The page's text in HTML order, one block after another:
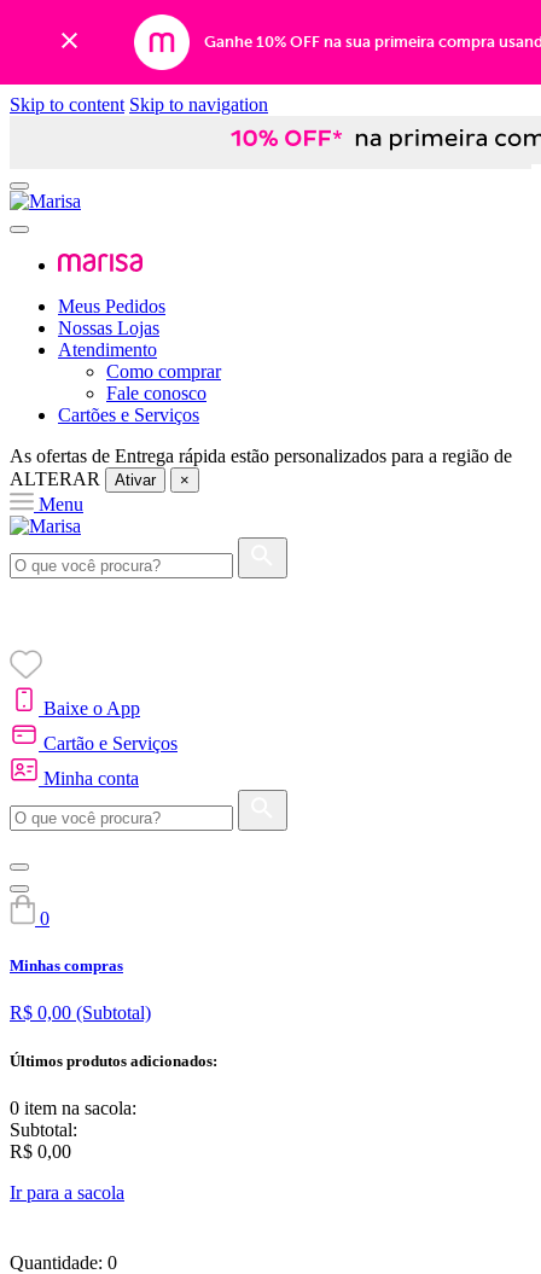
Ganhe 10% OFF na sua primeira compra
Skip to content Skip to navigation
Meus Pedidos
Nossas Lojas
Atendimento
Como comprar
Fale conosco
Cartões e Serviços
As ofertas de Entrega rápida estão personalizados para a região de
ALTERAR
Ativar ×
Menu
Baixe o App
Cartão e Serviços
Minha conta
0
Minhas compras
R$ 0,00 (Subtotal)
Últimos produtos adicionados:
0 item na sacola:
Subtotal:
R$ 0,00
Ir para a sacola
Quantidade: 0